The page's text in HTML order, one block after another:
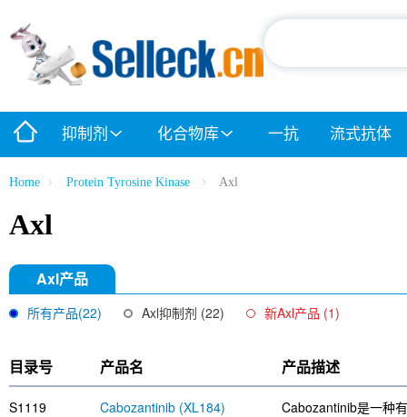
抑制剂 化合物库 一抗 流式抗体
Home Protein Tyrosine Kinase Axl
Axl
Axl产品
所有产品(22) Axl抑制剂 (22) 新Axl产品 (1)
目录号 产品名 产品描述
S1119 Cabozantinib (XL184)
Cabozantinib是一种